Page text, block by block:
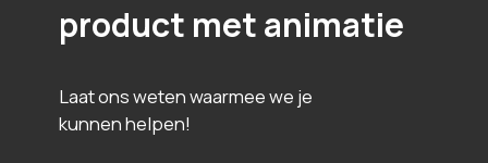
product met animatie
Laat ons weten waarmee we je
kunnen helpen!